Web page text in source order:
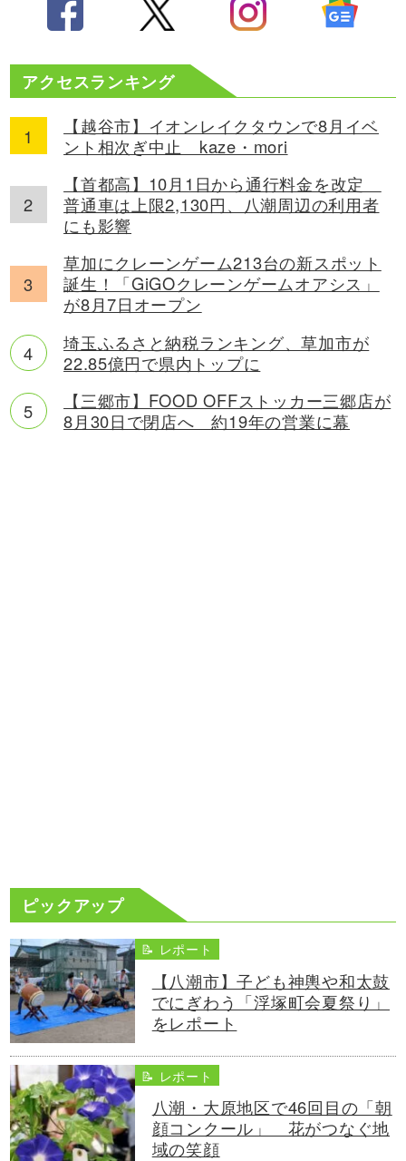
アクセスランキング
【越谷市】イオンレイクタウンで8月イベ
ント相次ぎ中止 kaze・mori
【首都高】10月1日から通行料金を改定
普通車は上限2,130円、八潮周辺の利用者
にも影響
草加にクレーンゲーム213台の新スポット
誕生！「GiGOクレーンゲームオアシス」
が8月7日オープン
埼玉ふるさと納税ランキング、草加市が
22.85億円で県内トップに
【三郷市】FOOD OFFストッカー三郷店が
8月30日で閉店へ 約19年の営業に幕
ピックアップ
📝 レポート
【八潮市】子ども神輿や和太鼓
でにぎわう「浮塚町会夏祭り」
をレポート
📝 レポート
八潮・大原地区で46回目の「朝
顔コンクール」 花がつなぐ地
域の笑顔